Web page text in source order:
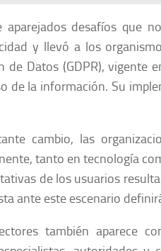
aparejados desafíos que
y llevó a los
de Datos (GDPR),
de la información. Su
cambio, las
tanto en tecnología
de los usuarios
ante este escenario
también aparece